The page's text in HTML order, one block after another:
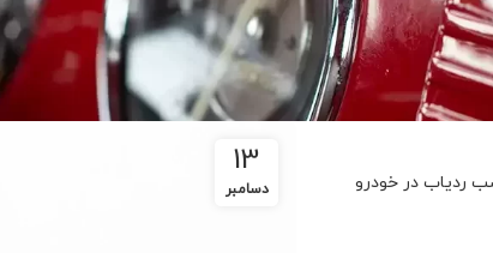
13
دسامبر
ردیاب در خودرو